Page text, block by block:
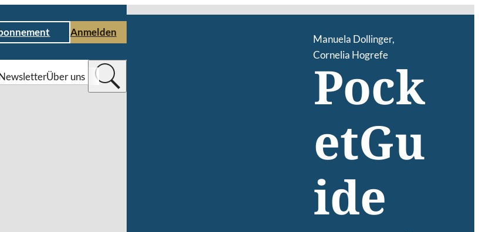
Anmelden
Über uns
Manuela Dollinger,
Cornelia Hogrefe
Pock
etGu
ide